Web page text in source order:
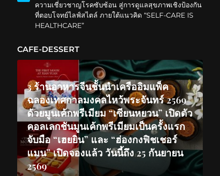
ความเชี่ยวชาญโรคซับซ้อน สู่การดูแลสุขภาพเชิงป้องกัน
ที่ตอบโจทย์ไลฟ์สไตล์ ภายใต้แนวคิด “SELF-CARE IS
HEALTHCARE”
CAFE-DESSERT
3 ร้านอาหารจีนชั้นนำเครืออิมแพ็ค
ฉลองเทศกาลมงคลไหว้พระจันทร์ 2569
ด้วยมูนเค้กพรีเมียม “เซียนหยวน” เปิดตัว
คอลเลกชันมูนเค้กพรีเมียมเป็นครั้งแรก
จับมือ “เฮยยิน” และ “ฮ่องกงฟิชเชอร์
แมน” เปิดจองแล้ว วันนี้ถึง 25 กันยายน
2569